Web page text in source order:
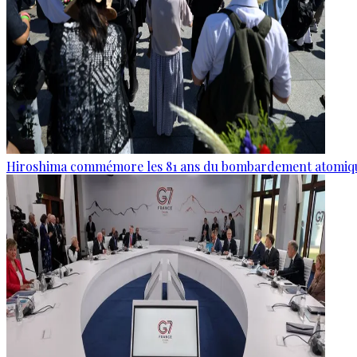
Hiroshima commémore les 81 ans du bombardement